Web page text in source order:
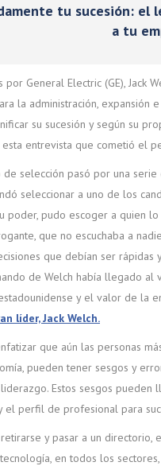
tu sucesión: el
a tu
General Electric (GE), Jack
la administración,
su sucesión y según su
entrevista que cometió el
selección pasó por una
seleccionar a uno de los
poder, pudo escoger a quien
que no escuchaba a
que debían ser
de Welch había llegado
y el valor de la
líder, Jack Welch.
que aún las personas
pueden tener sesgos y
Estos sesgos
el perfil de profesional para
y pasar a un
en todos los